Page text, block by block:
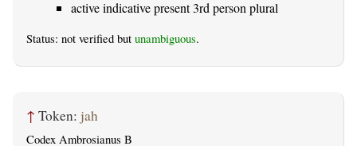
active indicative present 3rd person plural
Status: not verified but unambiguous.
↑ Token: jah
Codex Ambrosianus B